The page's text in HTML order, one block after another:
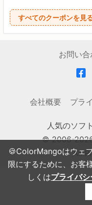
🍪ColorMangoはウェ
限にするために、お客
しくはプライバ
すべてのクーポンを見
お問い
会社概要 プラ
人気のソフ
© 2006-
All